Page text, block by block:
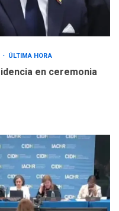
ÚLTIMA HORA
en ceremonia